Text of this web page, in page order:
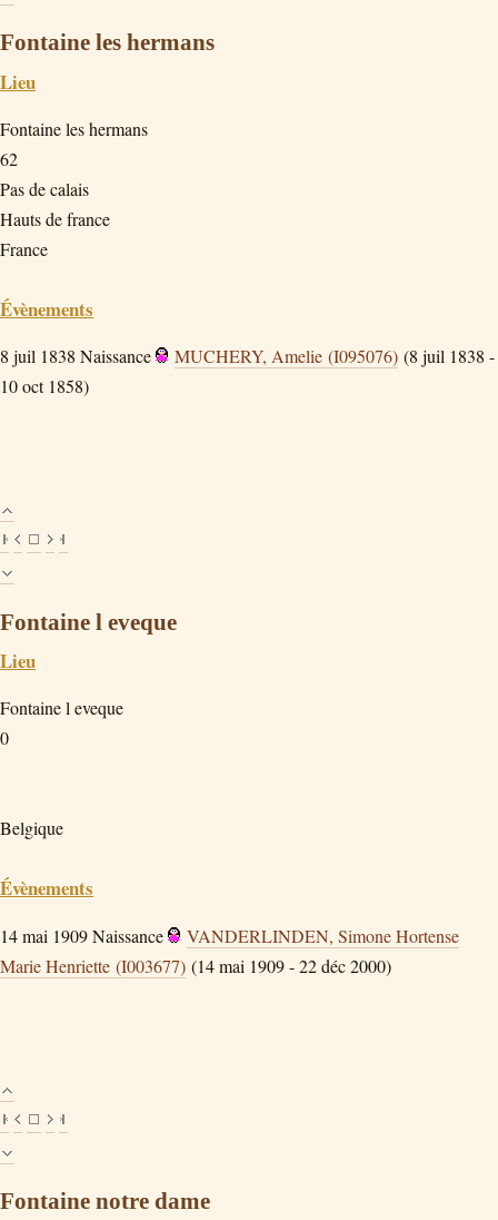
Fontaine les hermans
Lieu
Fontaine les hermans
62
Pas de calais
Hauts de france
France
Évènements
8 juil 1838 Naissance MUCHERY, Amelie (I095076) (8 juil 1838 -
10 oct 1858)
Fontaine l eveque
Lieu
Fontaine l eveque
0
Belgique
Évènements
14 mai 1909Naissance
VANDERLINDEN, Simone Hortense
Marie Henriette (I003677) (14 mai 1909 - 22 déc 2000)
Fontaine notre dame